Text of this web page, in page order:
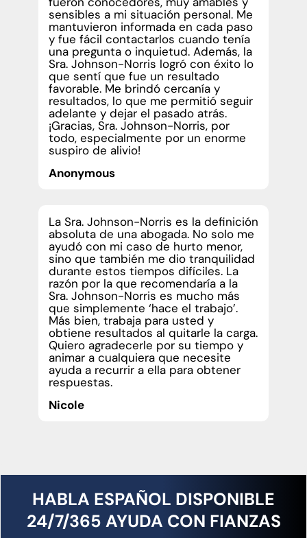
sensibles a mi situación personal. Me
mantuvieron informada en cada paso
y fue fácil contactarlos cuando tenía
una pregunta o inquietud. Además, la
Sra. Johnson-Norris logró con éxito lo
que sentí que fue un resultado
favorable. Me brindó cercanía y
resultados, lo que me permitió seguir
adelante y dejar el pasado atrás.
¡Gracias, Sra. Johnson-Norris, por
todo, especialmente por un enorme
suspiro de alivio!
Anonymous
La Sra. Johnson-Norris es la definición
absoluta de una abogada. No solo me
ayudó con mi caso de hurto menor,
sino que también me dio tranquilidad
durante estos tiempos difíciles. La
razón por la que recomendaría a la
Sra. Johnson-Norris es mucho más
que simplemente ‘hace el trabajo’.
Más bien, trabaja para usted y
obtiene resultados al quitarle la carga.
Quiero agradecerle por su tiempo y
animar a cualquiera que necesite
ayuda a recurrir a ella para obtener
respuestas.
Nicole
HABLA ESPAÑOL DISPONIBLE
24/7/365 AYUDA CON FIANZAS